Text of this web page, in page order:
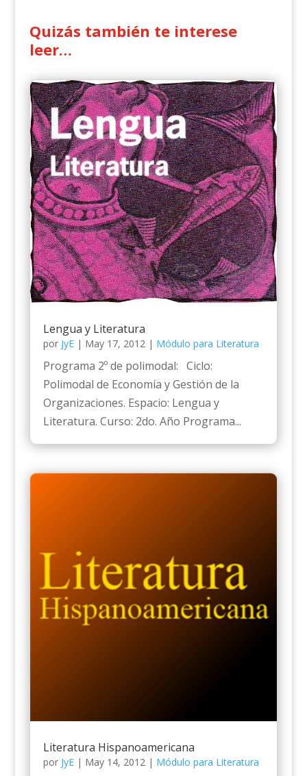
Quizás también te interese
leer…
Lengua y Literatura
por JyE| May 17, 2012 | Módulo para Literatura
Programa 2º de polimodal: Ciclo:
Polimodal de Economía y Gestión de la
Organizaciones. Espacio: Lengua y
Literatura. Curso: 2do. Año Programa...
Literatura Hispanoamericana
por JyE| May 14, 2012| Módulo para Literatura